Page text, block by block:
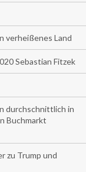
verheißenes Land
Sebastian Fitzek
durchschnittlich in
Buchmarkt
zu Trump und